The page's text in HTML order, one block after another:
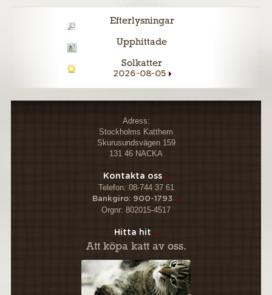
Efterlysningar
Upphittade
Solkatter
2026-08-05
Adress:
Stockholms Katthem
Skurusundsvägen 159
131 46 NACKA
Kontakta oss
Telefon: 08-744 37 61
Bankgiro: 900-1793
Orgnr: 802015-4517
Hitta hit
Att köpa katt av oss.